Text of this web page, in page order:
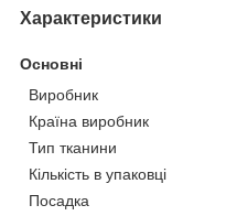
Характеристики
Основні
Виробник
Країна виробник
Тип тканини
Кількість в упаковці
Посадка